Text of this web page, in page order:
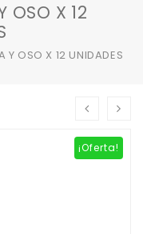
OSO X 12
Y OSO X 12 UNIDADES
¡Oferta!